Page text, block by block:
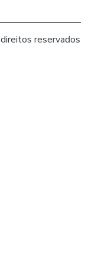
reservados